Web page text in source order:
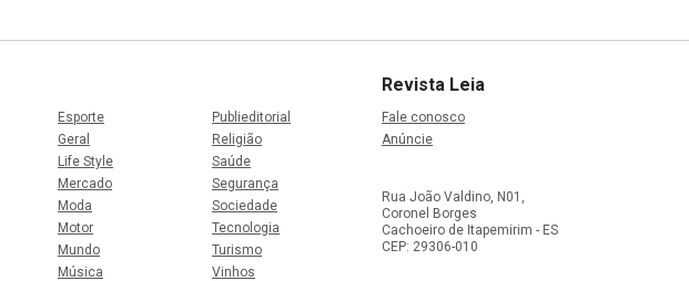
Esporte
Geral
Life Style
Mercado
Moda
Motor
Mundo
Música
Publieditorial
Religião
Saúde
Segurança
Sociedade
Tecnologia
Turismo
Vinhos
Revista Leia
Fale conosco
Anúncie
Rua João Valdino, N01,
Coronel Borges
Cachoeiro de Itapemirim - ES
CEP: 29306-010